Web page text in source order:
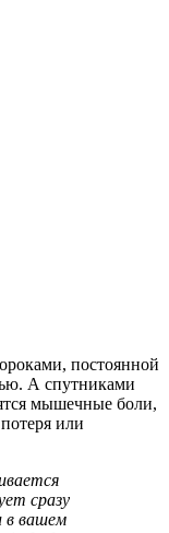
постоянной
А спутниками
мышечные боли,
или
сразу
в вашем